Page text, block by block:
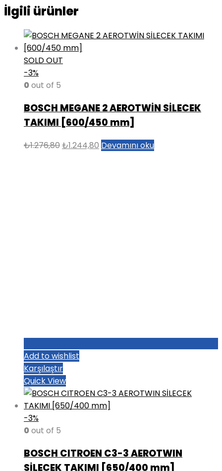
İlgili ürünler
SOLD OUT
-3%
0 out of 5
BOSCH MEGANE 2 AEROTWİN SİLECEK
TAKIMI [600/450 mm]
₺1.276,80Orijinal
₺1.244,80 Şu
Devamını oku
Add to wishlist
Karşılaştır
Quick View
-3%
0 out of 5
BOSCH CITROEN C3-3 AEROTWIN
SİLECEK TAKIMI [650/400 mm]